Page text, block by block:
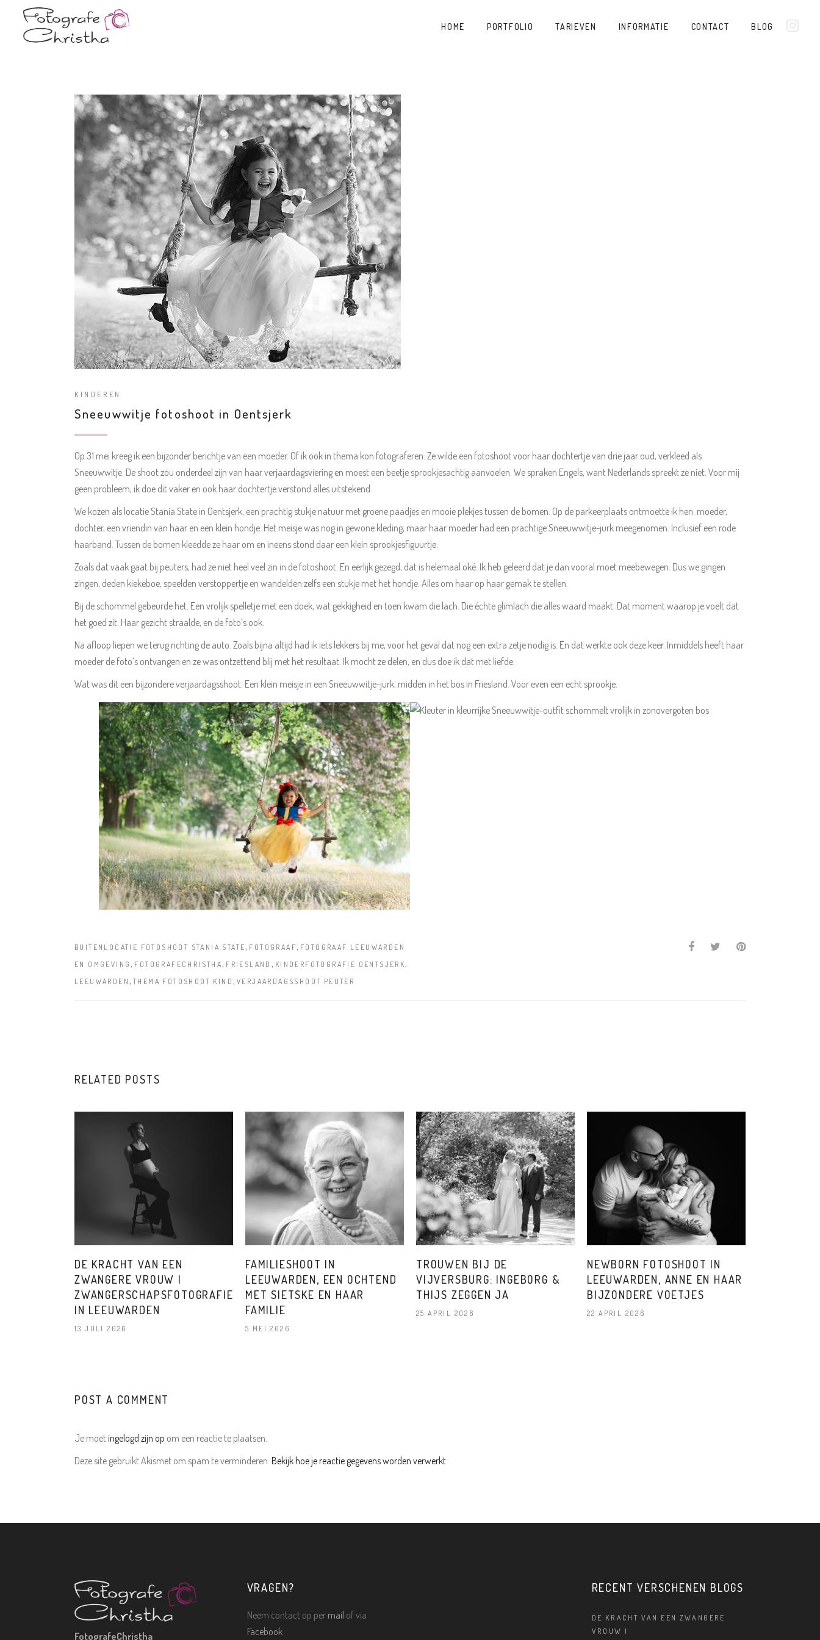
HOME PORTFOLIO TARIEVEN INFORMATIE CONTACT BLOG
KINDEREN
Sneeuwwitje fotoshoot in Oentsjerk
Op 31 mei kreeg ik een bijzonder berichtje van een moeder. Of ik ook in thema kon fotograferen. Ze wilde een fotoshoot voor haar dochtertje van drie jaar oud, verkleed als
Sneeuwwitje. De shoot zou onderdeel zijn van haar verjaardagsviering en moest een beetje sprookjesachtig aanvoelen. We spraken Engels, want Nederlands spreekt ze niet. Voor mij
geen probleem, ik doe dit vaker en ook haar dochtertje verstond alles uitstekend.
We kozen als locatie Stania State in Oentsjerk, een prachtig stukje natuur met groene paadjes en mooie plekjes tussen de bomen. Op de parkeerplaats ontmoette ik hen: moeder,
dochter, een vriendin van haar en een klein hondje. Het meisje was nog in gewone kleding, maar haar moeder had een prachtige Sneeuwwitje-jurk meegenomen. Inclusief een rode
haarband. Tussen de bomen kleedde ze haar om en ineens stond daar een klein sprookjesfiguurtje.
Zoals dat vaak gaat bij peuters, had ze niet heel veel zin in de fotoshoot. En eerlijk gezegd, dat is helemaal oké. Ik heb geleerd dat je dan vooral moet meebewegen. Dus we gingen
zingen, deden kiekeboe, speelden verstoppertje en wandelden zelfs een stukje met het hondje. Alles om haar op haar gemak te stellen.
Bij de schommel gebeurde het. Een vrolijk spelletje met een doek, wat gekkigheid en toen kwam die lach. Die échte glimlach die alles waard maakt. Dat moment waarop je voelt dat
het goed zit. Haar gezicht straalde, en de foto’s ook.
Na afloop liepen we terug richting de auto. Zoals bijna altijd had ik iets lekkers bij me, voor het geval dat nog een extra zetje nodig is. En dat werkte ook deze keer. Inmiddels heeft haar
moeder de foto’s ontvangen en ze was ontzettend blij met het resultaat. Ik mocht ze delen, en dus doe ik dat met liefde.
Wat was dit een bijzondere verjaardagsshoot. Een klein meisje in een Sneeuwwitje-jurk, midden in het bos in Friesland. Voor even een echt sprookje.
BUITENLOCATIE FOTOSHOOT STANIA STATE, FOTOGRAAF, FOTOGRAAF LEEUWARDEN
EN OMGEVING, FOTOGRAFECHRISTHA, FRIESLAND , KINDERFOTOGRAFIE OENTSJERK,
LEEUWARDEN , THEMA FOTOSHOOT KIND , VERJAARDAGSSHOOT PEUTER
RELATED POSTS
DE KRACHT VAN EEN
ZWANGERE VROUW |
ZWANGERSCHAPSFOTOGRAFIE
IN LEEUWARDEN
13 JULI 2026
FAMILIESHOOT IN
LEEUWARDEN, EEN OCHTEND
MET SIETSKE EN HAAR
FAMILIE
5 MEI 2026
TROUWEN BIJ DE
VIJVERSBURG: INGEBORG &
THIJS ZEGGEN JA
25 APRIL 2026
NEWBORN FOTOSHOOT IN
LEEUWARDEN, ANNE EN HAAR
BIJZONDERE VOETJES
22 APRIL 2026
POST A COMMENT
Je moetingelogd zijn op om een reactie te plaatsen.
Deze site gebruikt Akismet om spam te verminderen. Bekijk hoe je reactie gegevens worden verwerkt
FotografeChristha
VRAGEN?
Neem contact op per mail of via
Facebook
RECENT VERSCHENEN BLOGS
DE KRACHT VAN EEN ZWANGERE
VROUW |